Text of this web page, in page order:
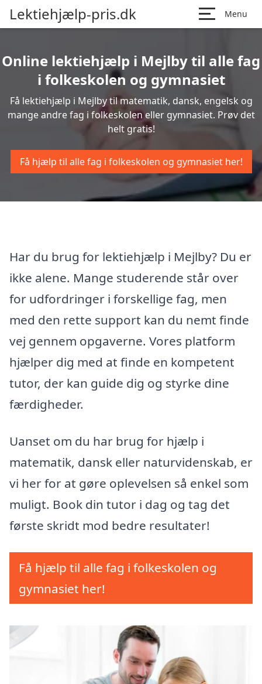
Lektiehjælp-pris.dk Menu
Online lektiehjælp i Mejlby til alle fag
i folkeskolen og gymnasiet
Få lektiehjælp i Mejlby til matematik, dansk, engelsk og
mange andre fag i folkeskolen eller gymnasiet. Prøv det
helt gratis!
Få hjælp til alle fag i folkeskolen og gymnasiet her!
Har du brug for lektiehjælp i Mejlby? Du er
ikke alene. Mange studerende står over
for udfordringer i forskellige fag, men
med den rette support kan du nemt finde
vej gennem opgaverne. Vores platform
hjælper dig med at finde en kompetent
tutor, der kan guide dig og styrke dine
færdigheder.
Uanset om du har brug for hjælp i
matematik, dansk eller naturvidenskab, er
vi her for at gøre oplevelsen så enkel som
muligt. Book din tutor i dag og tag det
første skridt mod bedre resultater!
Få hjælp til alle fag i folkeskolen og
gymnasiet her!